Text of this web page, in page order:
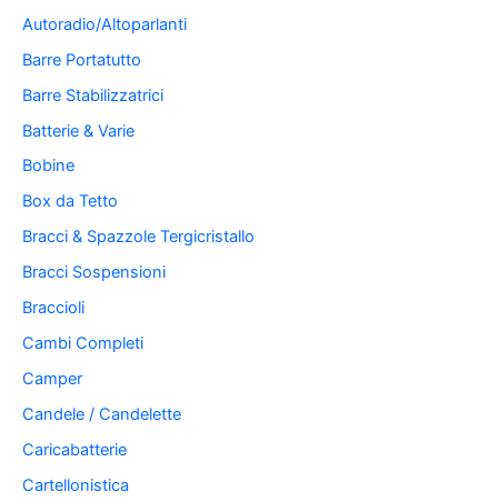
Autoradio/Altoparlanti
Barre Portatutto
Barre Stabilizzatrici
Batterie & Varie
Bobine
Box da Tetto
Bracci & Spazzole Tergicristallo
Bracci Sospensioni
Braccioli
Cambi Completi
Camper
Candele / Candelette
Caricabatterie
Cartellonistica